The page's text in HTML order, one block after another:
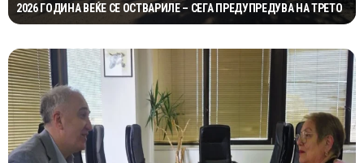
2026 ГОДИНА ВЕЌЕ СЕ ОСТВАРИЛЕ – СЕГА ПРЕДУПРЕДУВА НА ТРЕТО